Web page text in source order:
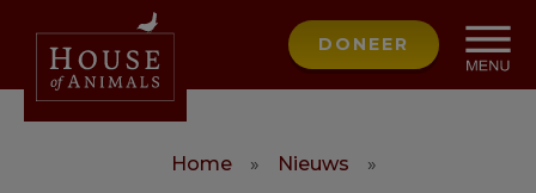
DONEER
Home » Nieuws
»